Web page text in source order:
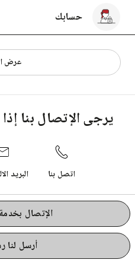
حسابك
الطلبيات
المنتجات
عرض
يرجى الإتصال بنا
البريد اتصل بنا
الإتصال
أرسل لنا